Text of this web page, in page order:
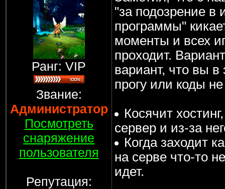
Ранг: VIP
Звание:
Администратор
Посмотреть
снаряжение
пользователя
Репутация:
"за подозрение в
программы"
моменты и всех
проходит.
вариант, что вы
прогу или коды
Косячит
сервер и из-за
Когда заходит
на серве что-то
идет.